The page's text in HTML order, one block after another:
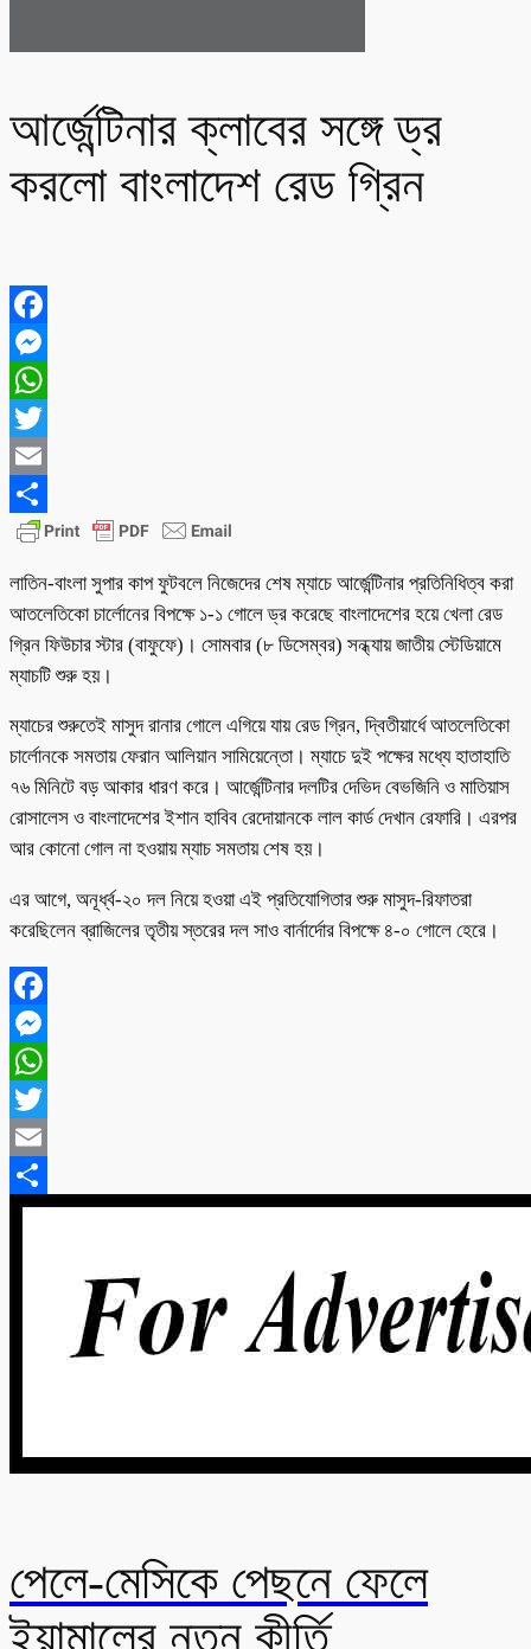
আর্জেন্টিনার ক্লাবের সঙ্গে ড্র
করলো বাংলাদেশ রেড গ্রিন
Facebook
Messenger
WhatsApp
Twitter
Email
Share
লাতিন-বাংলা সুপার কাপ ফুটবলে নিজেদের শেষ ম্যাচে আর্জেন্টিনার প্রতিনিধিত্ব করা
আতলেতিকো চার্লোনের বিপক্ষে ১-১ গোলে ড্র করেছে বাংলাদেশের হয়ে খেলা রেড
গ্রিন ফিউচার স্টার (বাফুফে)। সোমবার (৮ ডিসেম্বর) সন্ধ্যায় জাতীয় স্টেডিয়ামে
ম্যাচটি শুরু হয়।
ম্যাচের শুরুতেই মাসুদ রানার গোলে এগিয়ে যায় রেড গ্রিন, দ্বিতীয়ার্ধে আতলেতিকো
চার্লোনকে সমতায় ফেরান আলিয়ান সামিয়েন্তো। ম্যাচে দুই পক্ষের মধ্যে হাতাহাতি
৭৬ মিনিটে বড় আকার ধারণ করে। আর্জেন্টিনার দলটির দেভিদ বেভজিনি ও মাতিয়াস
রোসালেস ও বাংলাদেশের ইশান হাবিব রেদোয়ানকে লাল কার্ড দেখান রেফারি। এরপর
আর কোনো গোল না হওয়ায় ম্যাচ সমতায় শেষ হয়।
এর আগে, অনূর্ধ্ব-২০ দল নিয়ে হওয়া এই প্রতিযোগিতার শুরু মাসুদ-রিফাতরা
করেছিলেন ব্রাজিলের তৃতীয় স্তরের দল সাও বার্নার্দোর বিপক্ষে ৪-০ গোলে হেরে।
Facebook
Messenger
WhatsApp
Twitter
Email
Share
পেলে-মেসিকে পেছনে ফেলে
ইয়ামালের নতুন কীর্তি